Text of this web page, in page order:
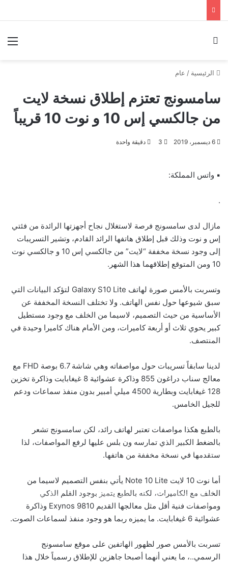
الرئيسية / عام
سامسونج تعتزم إطلاق نسخة لايت
من جالكسي إس 10 و نوت 10 قريباً
6 ديسمبر، 2019 3 دقيقة واحدة
▪︎ واتس المملكة:
.
مازال لدى سامسونج فرصة لاستغلال نجاح أجهزتها الرائدة من فئتي
إس و نوت وذلك قبل إطلاق هاتفها الرائد القادم، وتشير التسريبات
إلى وجود نسخة مخففة “لايت” من جالكسي إس 10 و جالكسي نوت
10 ومن المتوقع إطلاقهما هذا الشهر.
وتسربت بالأمس صورة لهاتف Galaxy S10 Lite لتؤكد البيانات التي
سبق شيوعها حول نفس الهاتف. ولا تختلف النسخة المخففة عن
الأساسية من حيث التصميم، لاسيما من الخلف مع وجود مستطيل
كبير يحوي ثلاث أو أربعة كاميرات، ومن الأمام هناك كاميرا وحيدة في
المنتصف.
لدينا سابقاً تسريبات حول مواصفاته وهي شاشة 6.7 بوصة FHD مع
معالج سناب دراغون 855 وذاكرة عشوائية 8 غيغابايت وذاكرة تخزين
128 غيغابايت وبطارية 4500 ميلي أمبير بدون منفذ سماعات ودعم
للجيل الخامس.
بالطبع هكذا مواصفات تعتبر لهاتف رائد، لكن سامسونج تشعر
بالضغط الكبير الذي تمارسه ون بلس عليها لرفع المواصفات، لذا
ستقدمها في نسخة مخففة من هاتفها.
أما نوت 10 لايت Note 10 Lite يأتي بنفس التصميم لاسيما من
الخلف مع الكاميرات، لكنه بالطبع يتميز بوجود القلم الذكي
ومواصفات فنية أقل مثل معالجها القديم Exynos 9810 وذاكرة
عشوائية 6 غيغابايت. ما يميزه ربما هو وجود منفذ لسماعات الصوت.
تسربت بالأمس صور لظهور الهاتفين على موقع سامسونج
الرسمي..، ما يعني أنهما أصبحا جاهزين للإطلاق رسمياً خلال هذا
بالصور: 800 متر من الرعب في بامبلونا.. ثيران هائجة تسحق
المغامرين ولن تصدق ما يحدث في «حلبة الموت»!
ثنائية بيلينغهام القاتلة تقود إنجلترا لعبور النرويج إلى نصف نهائي
مونديال 2026
أمريكا تشنّ الجولة الثالثة من ضرباتها الجوية على إيران رداً على
هجوم بمضيق هرمز